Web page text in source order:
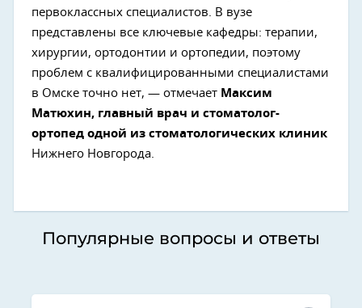
первоклассных специалистов. В вузе
представлены все ключевые кафедры: терапии,
хирургии, ортодонтии и ортопедии, поэтому
проблем с квалифицированными специалистами
в Омске точно нет, — отмечает Максим
Матюхин, главный врач и стоматолог-
ортопед одной из стоматологических клиник
Нижнего Новгорода.
Популярные вопросы и ответы